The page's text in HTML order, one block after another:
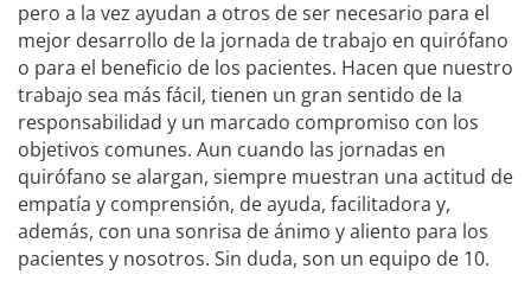
pero a la vez ayudan a otros de ser necesario para el
mejor desarrollo de la jornada de trabajo en quirófano
o para el beneficio de los pacientes. Hacen que nuestro
trabajo sea más fácil, tienen un gran sentido de la
responsabilidad y un marcado compromiso con los
objetivos comunes. Aun cuando las jornadas en
quirófano se alargan, siempre muestran una actitud de
empatía y comprensión, de ayuda, facilitadora y,
además, con una sonrisa de ánimo y aliento para los
pacientes y nosotros. Sin duda, son un equipo de 10.